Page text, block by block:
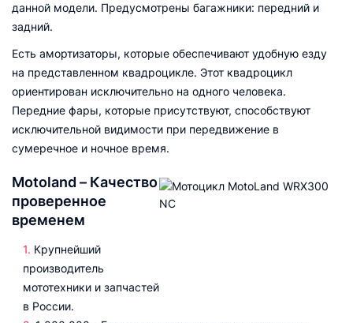
данной модели. Предусмотрены багажники: передний и
задний.
Есть амортизаторы, которые обеспечивают удобную езду
на представленном квадроцикле. Этот квадроцикл
ориентирован исключительно на одного человека.
Передние фары, которые присутствуют, способствуют
исключительной видимости при передвижение в
сумеречное и ночное время.
Motoland – Качество
проверенное
временем
Крупнейший
производитель
мототехники и запчастей
в России.